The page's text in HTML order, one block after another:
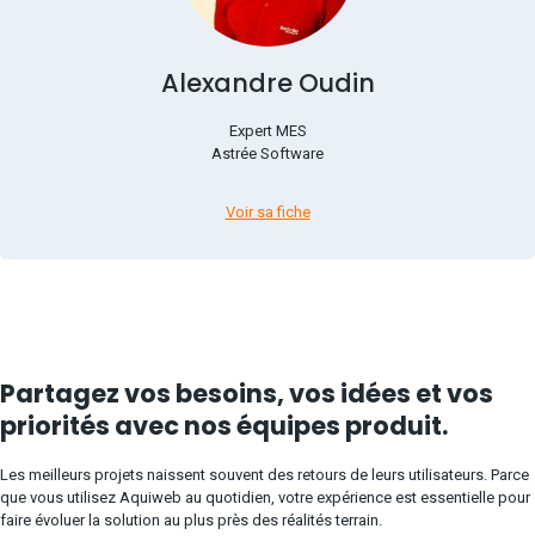
Alexandre Oudin
Expert MES
Astrée Software
Voir sa fiche
Partagez vos besoins, vos idées et vos
priorités avec nos équipes produit.
Les meilleurs projets naissent souvent des retours de leurs utilisateurs. Parce
que vous utilisez Aquiweb au quotidien, votre expérience est essentielle pour
faire évoluer la solution au plus près des réalités terrain.